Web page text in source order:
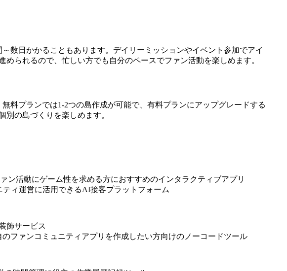
数日かかることもあります。デイリーミッションやイベント参加でアイ
られるので、忙しい方でも自分のペースでファン活動を楽しめます。
料プランでは1-2つの島作成が可能で、有料プランにアップグレードする
の島づくりを楽しめます。
ン活動にゲーム性を求める方におすすめのインタラクティブアプリ
ティ運営に活用できるAI接客プラットフォーム
飾サービス
のファンコミュニティアプリを作成したい方向けのノーコードツール